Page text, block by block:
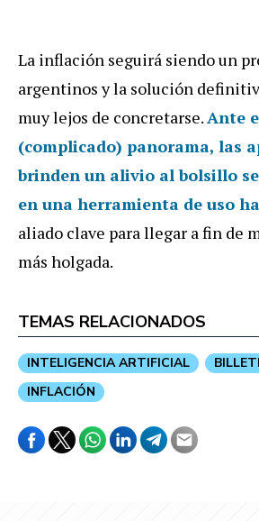
La inflación seguirá siendo un
argentinos y la solución
muy lejos de concretarse.Ante
(complicado) panorama, las
brinden un alivio al bolsillo
en una herramienta de uso
aliado clave para llegar a fin de
más holgada.
TEMAS RELACIONADOS
INTELIGENCIA ARTIFICIAL
INFLACIÓN